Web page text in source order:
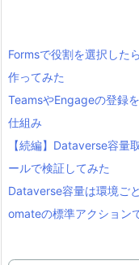
Formsで役割を選択した
作ってみた
TeamsやEngageの登録
仕組み
【続編】Dataverse容量
ールで検証してみた
Dataverse容量は環境ご
omateの標準アクション